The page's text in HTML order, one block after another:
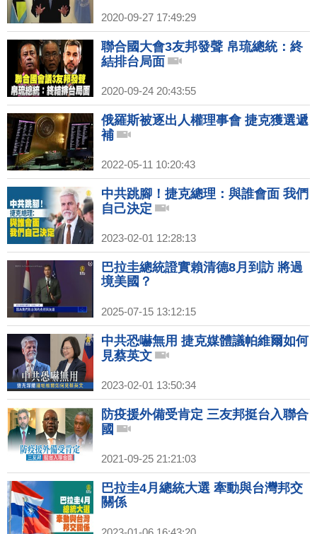
2020-09-27 17:49:29
聯合國大會3友邦發聲 帛琉總統：終
結排台局面
2020-09-24 20:43:55
俄羅斯被逐出人權理事會 捷克獲選遞
補
2022-05-11 10:20:43
中共跳腳！捷克總理：與誰會面 我們
自己決定
2023-02-01 12:28:13
巴拉圭總統證實賴清德8月到訪 將過
境美國？
2025-07-15 13:12:15
中共恐嚇無用 捷克媒體議帕維爾如何
見蔡英文
2023-02-01 13:50:34
防疫援外備受肯定 三友邦挺台入聯合
國
2021-09-25 21:21:03
巴拉圭4月總統大選 牽動與台灣邦交
關係